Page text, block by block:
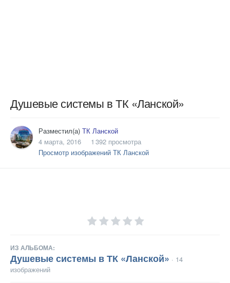
Душевые системы в ТК «Ланской»
Разместил(а) ТК Ланской
4 марта, 2016
1 392 просмотра
Просмотр изображений ТК Ланской
ИЗ АЛЬБОМА:
Душевые системы в ТК «Ланской» · 14
изображений